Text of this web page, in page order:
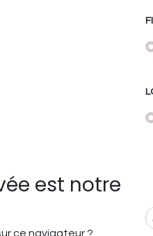
est notre
ce navigateur ?